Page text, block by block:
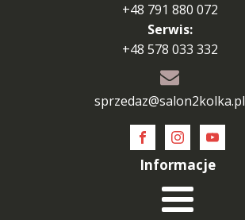
+48 791 880 072
Serwis:
+48 578 033 332
sprzedaz@salon2kolka.pl
Informacje